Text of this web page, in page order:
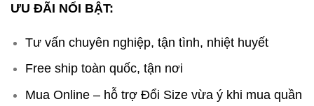
ƯU ĐÃI NỔI BẬT:
Tư vấn chuyên nghiệp, tận tình, nhiệt huyết
Free ship toàn quốc, tận nơi
Mua Online – hỗ trợ Đổi Size vừa ý khi mua quần